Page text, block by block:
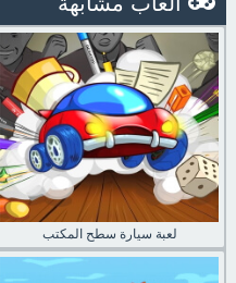
لعبة سيارة سطح المكتب